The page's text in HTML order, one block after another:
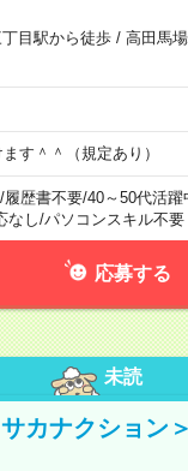
目駅から徒歩/ 高田馬
す＾＾（規定あり）
/履歴書不要/40～50代活躍
なし/パソコンスキル不要
応募する
未読
カナクション